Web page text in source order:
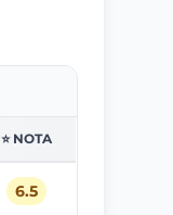
⭐ NOTA
6.5